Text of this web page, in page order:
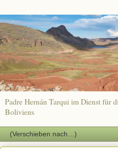
Padre Hernán Tarqui im Dienst für
Boliviens